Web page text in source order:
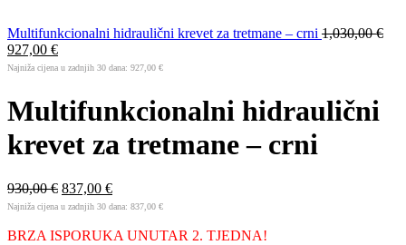
Multifunkcionalni hidraulični krevet za tretmane – crni 1,030,00€
927,00 €
Najniža cijena u zadnjih 30 dana: 927,00 €
Multifunkcionalni hidraulični
krevet za tretmane – crni
930,00€ 837,00 €
Najniža cijena u zadnjih 30 dana: 837,00 €
BRZA ISPORUKA UNUTAR 2. TJEDNA!